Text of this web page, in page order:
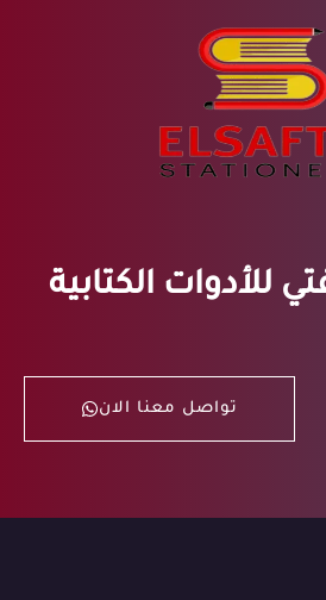
للأدوات الكتابية
تواصل معنا الان